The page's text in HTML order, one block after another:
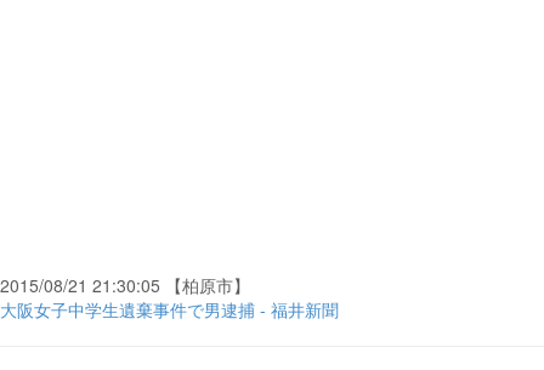
2015/08/21 21:30:05 【柏原市】
大阪女子中学生遺棄事件で男逮捕 - 福井新聞